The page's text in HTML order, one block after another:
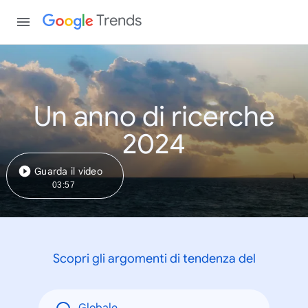
Trends
Un anno di ricerche
2024
Guarda il video
03:57
Scopri gli argomenti di tendenza del